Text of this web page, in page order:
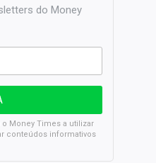
do Money
o Money Times a utilizar
conteúdos informativos